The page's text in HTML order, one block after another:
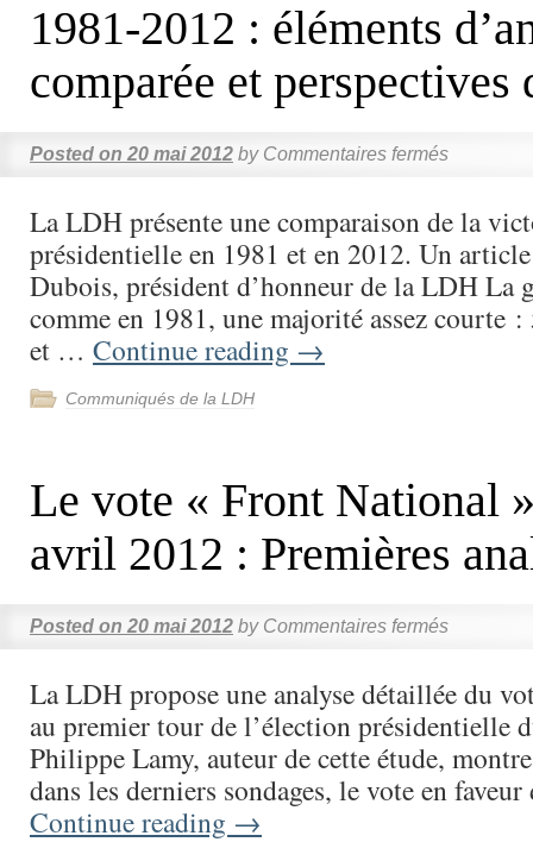
1981-2012 : éléments
comparée et perspectives
Posted on 20 mai 2012 by Commentaires fermés
La LDH présente une comparaison de la
présidentielle en 1981 et en 2012. Un
Dubois, président d’honneur de la LDH La
comme en 1981, une majorité assez courte
et … Continue reading →
Communiqués de la LDH
Le vote « Front National
avril 2012 : Premières
Posted on 20 mai 2012 by Commentaires fermés
La LDH propose une analyse détaillée du
au premier tour de l’élection présidentielle
Philippe Lamy, auteur de cette étude,
dans les derniers sondages, le vote en
Continue reading →